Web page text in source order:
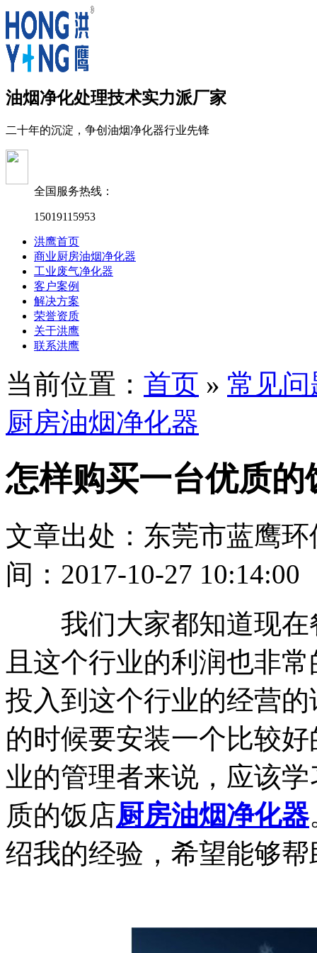
油烟净化处理技术实力派厂家
二十年的沉淀，争创油烟净化器行业先锋
全国服务热线：
15019115953
洪鹰首页
商业厨房油烟净化器
工业废气净化器
客户案例
解决方案
荣誉资质
关于洪鹰
联系洪鹰
当前位置： 首页 » 常见问
厨房油烟净化器
怎样购买一台优质
文章出处：东莞市蓝鹰
间：2017-10-27 10:14:00
我们大家都知道现在
且这个行业的利润也非
投入到这个行业的经营
的时候要安装一个比较
业的管理者来说，应该
质的饭店厨房油烟净化器
绍我的经验，希望能够